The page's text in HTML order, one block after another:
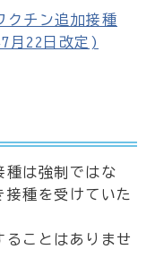
クチン追加接種
月22日改定)
種は強制ではな
接種を受けていた
ることはありませ